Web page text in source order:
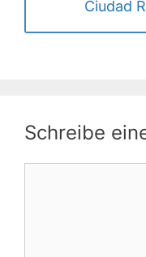
Ciudad
Schreibe